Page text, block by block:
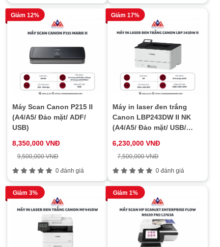
Giảm 12%
Máy Scan Canon P215 II
(A4/A5/ Đảo mặt/ ADF/
USB)
8,350,000 VNĐ
9,500,000 VNĐ
0 đánh giá
Giảm 17%
Máy in laser đen trắng
Canon LBP243DW II NK
(A4/A5/ Đảo mặt/ USB/
6,230,000 VNĐ
7,500,000 VNĐ
0 đánh giá
Giảm 3% Giảm 1%